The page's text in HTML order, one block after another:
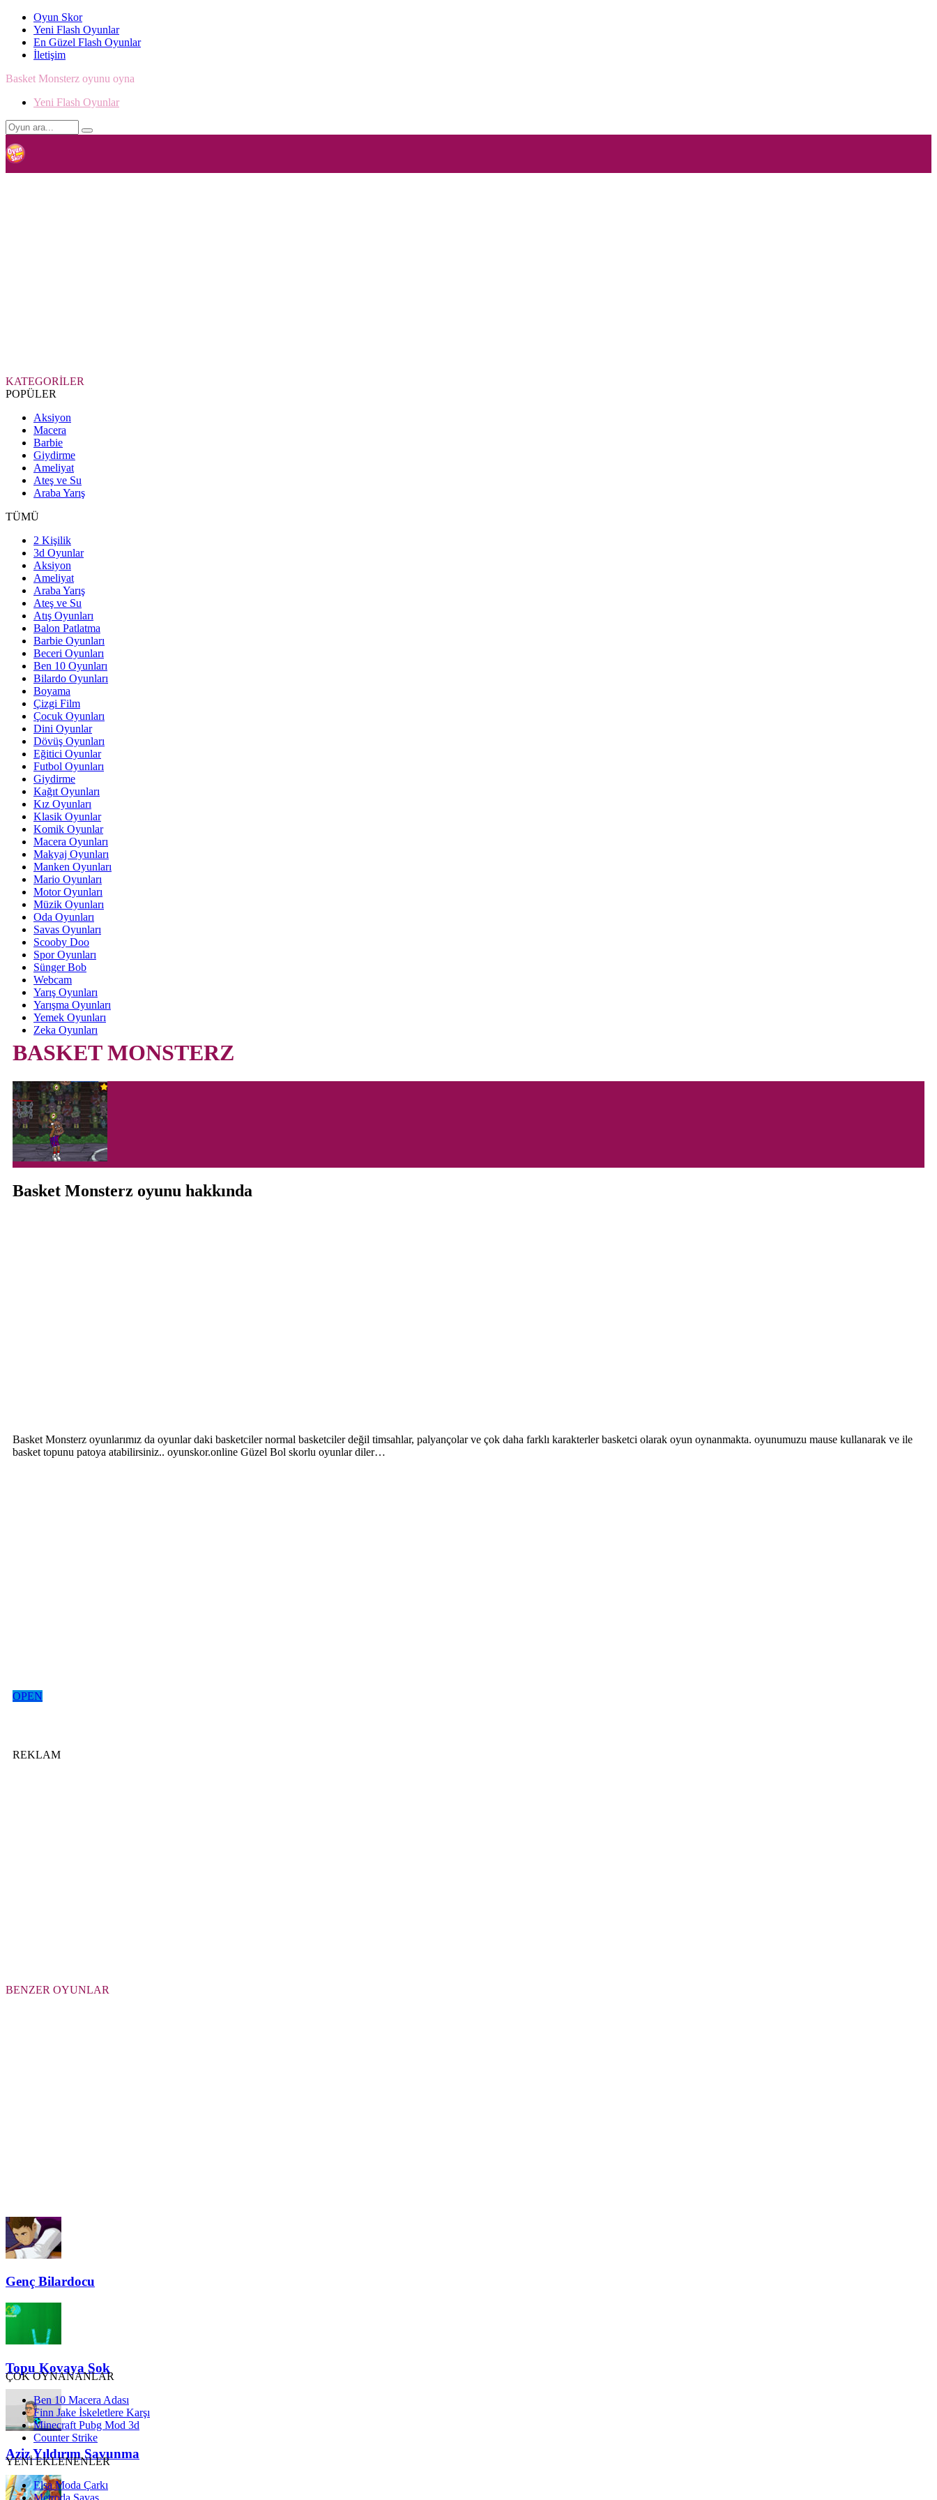
Oyun Skor
Yeni Flash Oyunlar
En Güzel Flash Oyunlar
İletişim
Basket Monsterz oyunu oyna
Yeni Flash Oyunlar
KATEGORİLER
POPÜLER
Aksiyon
Macera
Barbie
Giydirme
Ameliyat
Ateş ve Su
Araba Yarış
TÜMÜ
2 Kişilik
3d Oyunlar
Aksiyon
Ameliyat
Araba Yarış
Ateş ve Su
Atış Oyunları
Balon Patlatma
Barbie Oyunları
Beceri Oyunları
Ben 10 Oyunları
Bilardo Oyunları
Boyama
Çizgi Film
Çocuk Oyunları
Dini Oyunlar
Dövüş Oyunları
Eğitici Oyunlar
Futbol Oyunları
Giydirme
Kağıt Oyunları
Kız Oyunları
Klasik Oyunlar
Komik Oyunlar
Macera Oyunları
Makyaj Oyunları
Manken Oyunları
Mario Oyunları
Motor Oyunları
Müzik Oyunları
Oda Oyunları
Savas Oyunları
Scooby Doo
Spor Oyunları
Sünger Bob
Webcam
Yarış Oyunları
Yarışma Oyunları
Yemek Oyunları
Zeka Oyunları
BASKET MONSTERZ
Basket Monsterz oyunu hakkında
Basket Monsterz oyunlarımız da oyunlar daki basketciler normal basketciler değil timsahlar, palyançolar ve çok daha farklı karakterler basketci olarak oyun oynanmakta. oyunumuzu mause kullanarak ve ile
basket topunu patoya atabilirsiniz.. oyunskor.online Güzel Bol skorlu oyunlar diler…
OPEN
REKLAM
BENZER OYUNLAR
Genç Bilardocu
Topu Kovaya Sok
Aziz Yıldırım Savunma
ÇOK OYNANANLAR
Ben 10 Macera Adası
Finn Jake İskeletlere Karşı
Minecraft Pubg Mod 3d
Counter Strike
YENİ EKLENENLER
Elsa Moda Çarkı
Metroda Savaş